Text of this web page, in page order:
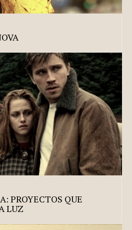
PROYECTOS QUE
LUZ